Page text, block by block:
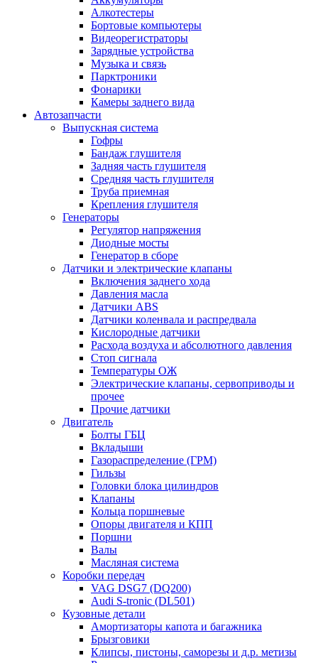
Алкотестеры
Бортовые компьютеры
Видеорегистраторы
Зарядные устройства
Музыка и связь
Парктроники
Фонарики
Камеры заднего вида
Автозапчасти
Выпускная система
Гофры
Бандаж глушителя
Задняя часть глушителя
Средняя часть глушителя
Труба приемная
Крепления глушителя
Генераторы
Регулятор напряжения
Диодные мосты
Генератор в сборе
Датчики и электрические клапаны
Включения заднего хода
Давления масла
Датчики ABS
Датчики коленвала и распредвала
Кислородные датчики
Расхода воздуха и абсолютного давления
Стоп сигнала
Температуры ОЖ
Электрические клапаны, сервоприводы и
прочее
Прочие датчики
Двигатель
Болты ГБЦ
Вкладыши
Газораспределение (ГРМ)
Гильзы
Головки блока цилиндров
Клапаны
Кольца поршневые
Опоры двигателя и КПП
Поршни
Валы
Масляная система
Коробки передач
VAG DSG7 (DQ200)
Audi S-tronic (DL501)
Кузовные детали
Амортизаторы капота и багажника
Брызговики
Клипсы, пистоны, саморезы и д.р. метизы